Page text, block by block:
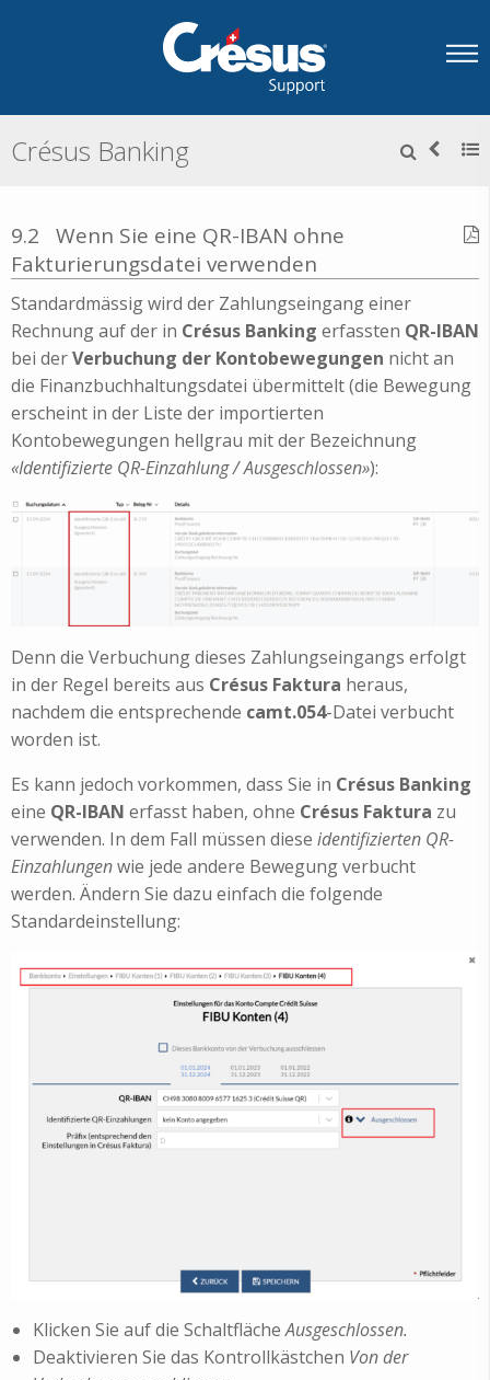
Crésus Banking
9.2
Wenn Sie eine QR-IBAN ohne
Fakturierungsdatei verwenden
Standardmässig wird der Zahlungseingang einer
Rechnung auf der in Crésus Banking erfassten QR-IBAN
bei derVerbuchung der Kontobewegungen nicht an
die Finanzbuchhaltungsdatei übermittelt (die Bewegung
erscheint in der Liste der importierten
Kontobewegungen hellgrau mit der Bezeichnung
«Identifizierte QR-Einzahlung / Ausgeschlossen»):
Denn die Verbuchung dieses Zahlungseingangs erfolgt
in der Regel bereits aus Crésus Faktura heraus,
nachdem die entsprechende camt.054-Datei verbucht
worden ist.
Es kann jedoch vorkommen, dass Sie in Crésus Banking
eine QR-IBAN erfasst haben, ohne Crésus Faktura zu
verwenden. In dem Fall müssen diese identifizierten QR-
Einzahlungenwie jede andere Bewegung verbucht
werden. Ändern Sie dazu einfach die folgende
Standardeinstellung:
Klicken Sie auf die SchaltflächeAusgeschlossen.
Deaktivieren Sie das Kontrollkästchen Von der